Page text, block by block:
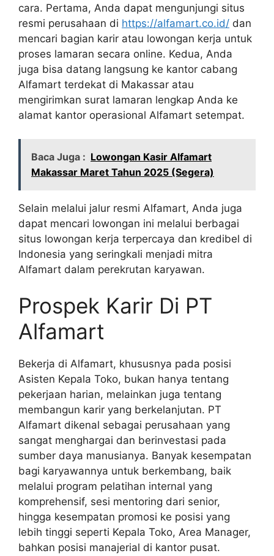
cara. Pertama, Anda dapat mengunjungi situs
resmi perusahaan di https://alfamart.co.id/ dan
mencari bagian karir atau lowongan kerja untuk
proses lamaran secara online. Kedua, Anda
juga bisa datang langsung ke kantor cabang
Alfamart terdekat di Makassar atau
mengirimkan surat lamaran lengkap Anda ke
alamat kantor operasional Alfamart setempat.
Baca Juga : Lowongan Kasir Alfamart
Makassar Maret Tahun 2025 (Segera)
Selain melalui jalur resmi Alfamart, Anda juga
dapat mencari lowongan ini melalui berbagai
situs lowongan kerja terpercaya dan kredibel di
Indonesia yang seringkali menjadi mitra
Alfamart dalam perekrutan karyawan.
Prospek Karir Di PT
Alfamart
Bekerja di Alfamart, khususnya pada posisi
Asisten Kepala Toko, bukan hanya tentang
pekerjaan harian, melainkan juga tentang
membangun karir yang berkelanjutan. PT
Alfamart dikenal sebagai perusahaan yang
sangat menghargai dan berinvestasi pada
sumber daya manusianya. Banyak kesempatan
bagi karyawannya untuk berkembang, baik
melalui program pelatihan internal yang
komprehensif, sesi mentoring dari senior,
hingga kesempatan promosi ke posisi yang
lebih tinggi seperti Kepala Toko, Area Manager,
bahkan posisi manajerial di kantor pusat.